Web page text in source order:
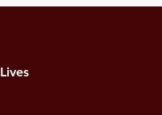
Lives